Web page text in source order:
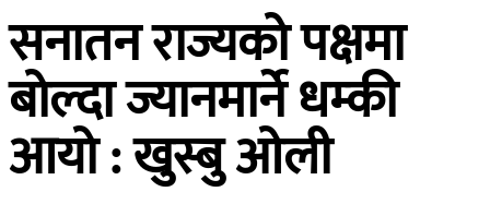
सनातन राज्यको पक्षमा
बोल्दा ज्यानमार्ने धम्की
आयो : खुस्बु ओली